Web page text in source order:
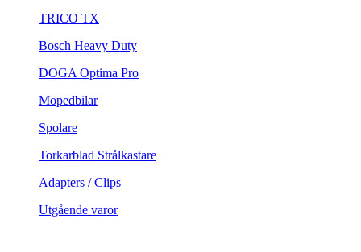
TRICO TX
Bosch Heavy Duty
DOGA Optima Pro
Mopedbilar
Spolare
Torkarblad Strålkastare
Adapters / Clips
Utgående varor